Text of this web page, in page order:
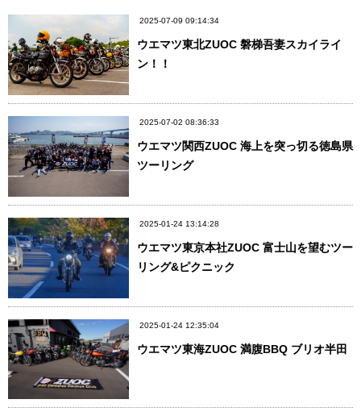
2025-07-09 09:14:34
ウエマツ東北ZUOC 磐梯吾妻スカイライ
ン！！
2025-07-02 08:36:33
ウエマツ関西ZUOC 海上を突っ切る徳島県
ツーリング
2025-01-24 13:14:28
ウエマツ東京本社ZUOC 富士山を望むツー
リング&ピクニック
2025-01-24 12:35:04
ウエマツ東海ZUOC 満腹BBQ ブリオ半田